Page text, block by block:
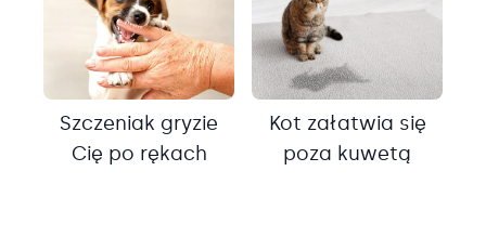
Szczeniak gryzie
Cię po rękach
Kot załatwia się
poza kuwetą